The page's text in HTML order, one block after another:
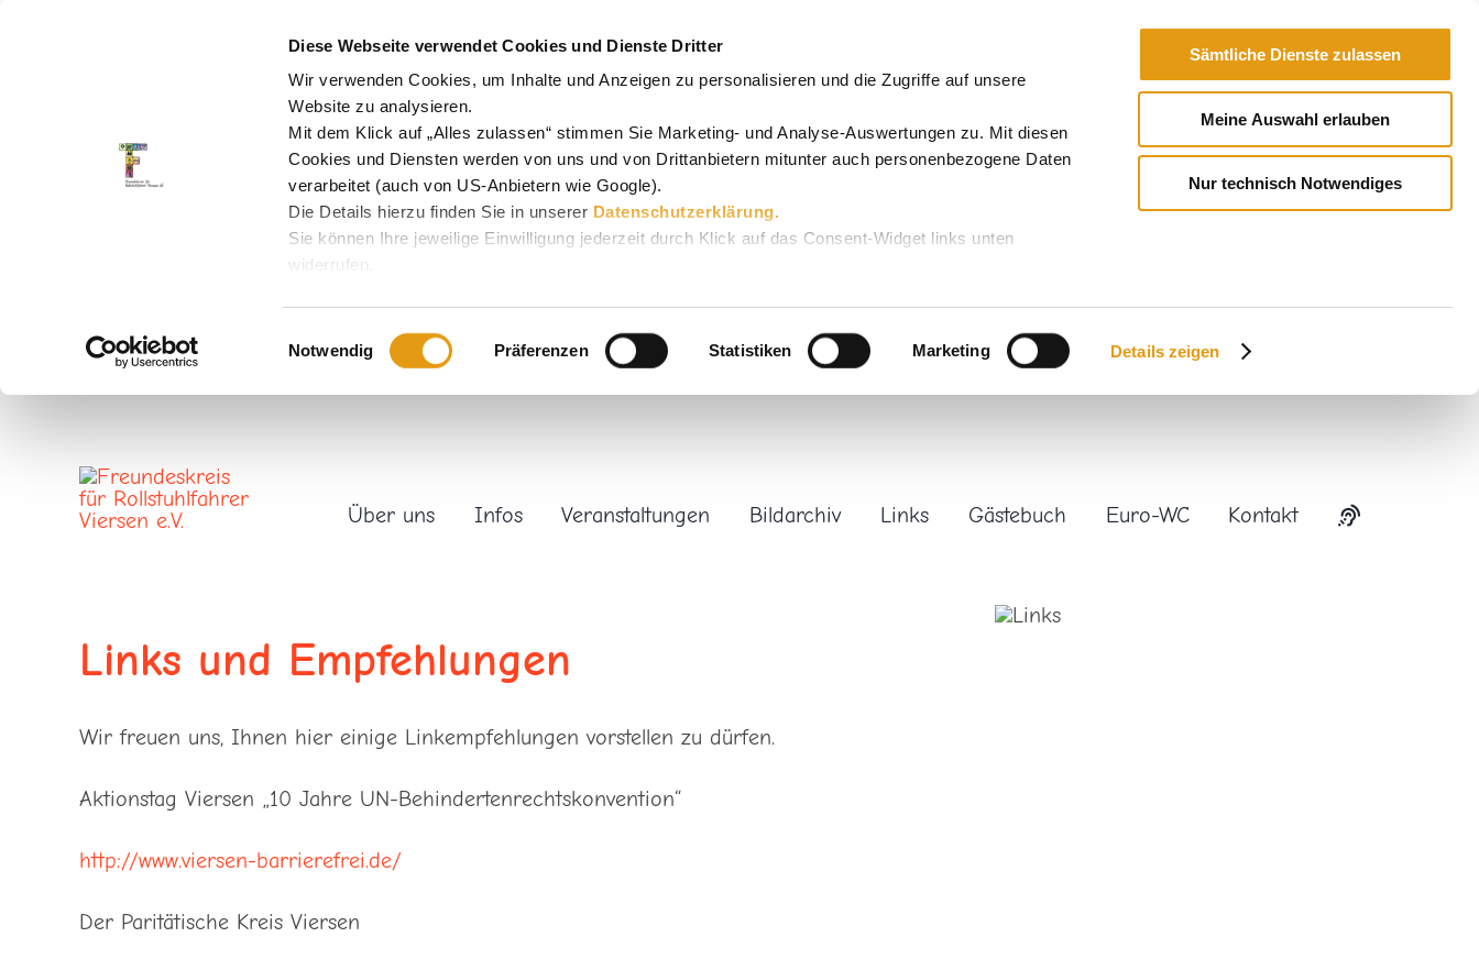
Diese Webseite verwendet Cookies und Dienste Dritter
Wir verwenden Cookies, um Inhalte und Anzeigen zu personalisieren und die Zugriffe auf unsere
Website zu analysieren.
Mit dem Klick auf „Alles zulassen“ stimmen Sie Marketing- und Analyse-Auswertungen zu. Mit diesen
Cookies und Diensten werden von uns und von Drittanbietern mitunter auch personenbezogene Daten
verarbeitet (auch von US-Anbietern wie Google).
Die Details hierzu finden Sie in unserer Datenschutzerklärung.
Sie können Ihre jeweilige Einwilligung jederzeit durch Klick auf das Consent-Widget links unten
widerrufen.
Einwilligungsauswahl
Notwendig Präferenzen Statistiken Marketing Details zeigen
Sämtliche Dienste zulassen
Meine Auswahl erlauben
Nur technisch Notwendiges
Über uns
Infos Veranstaltungen Bildarchiv Links Gästebuch Euro-WC Kontakt
Links und Emp­­fehlungen
Wir freuen uns, Ihnen hier einige Linkempfehlungen vorstellen zu dürfen.
Aktionstag Viersen „10 Jahre UN-Behindertenrechtskonvention“
http://www.viersen-barrierefrei.de/
Der Paritätische Kreis Viersen